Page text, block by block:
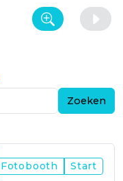
Zoeken
Fotobooth Start